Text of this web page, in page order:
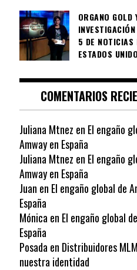
ORGANO GOLD
5 DE NOTICIAS
ESTADOS
COMENTARIOS
Juliana Mtnez en El engaño
Amway en España
Juliana Mtnez en El engaño
Amway en España
Juan en El engaño global de
España
Mónica en El engaño global
España
Posada en Distribuidores
nuestra identidad